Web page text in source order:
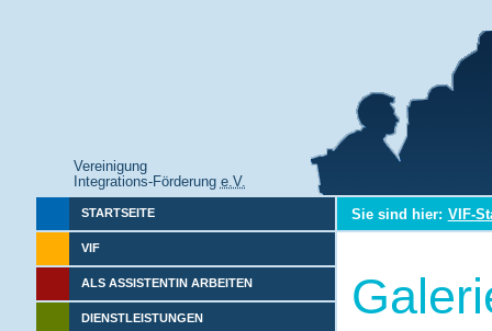
Vereinigung
Integrations-Förderung e.V.
STARTSEITE
VIF
ALS ASSISTENTIN ARBEITEN
DIENSTLEISTUNGEN
Sie sind hier: VIF-